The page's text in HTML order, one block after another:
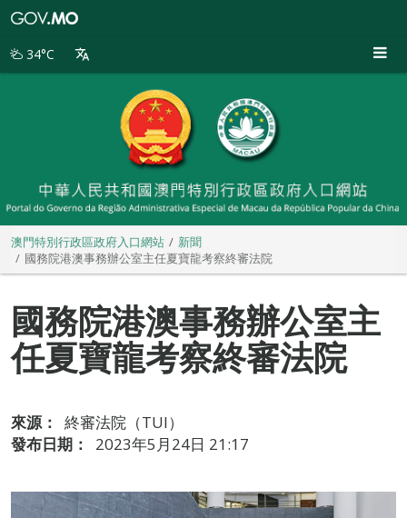
別
34°C
澳門特別行政區政府入口網站
新聞
國務院港澳事務辦公室主任夏寶龍考察終審法院
國務院港澳事務辦公室主
任夏寶龍考察終審法院
來源：
終審法院（TUI）
發布日期：
2023年5月24日 21:17